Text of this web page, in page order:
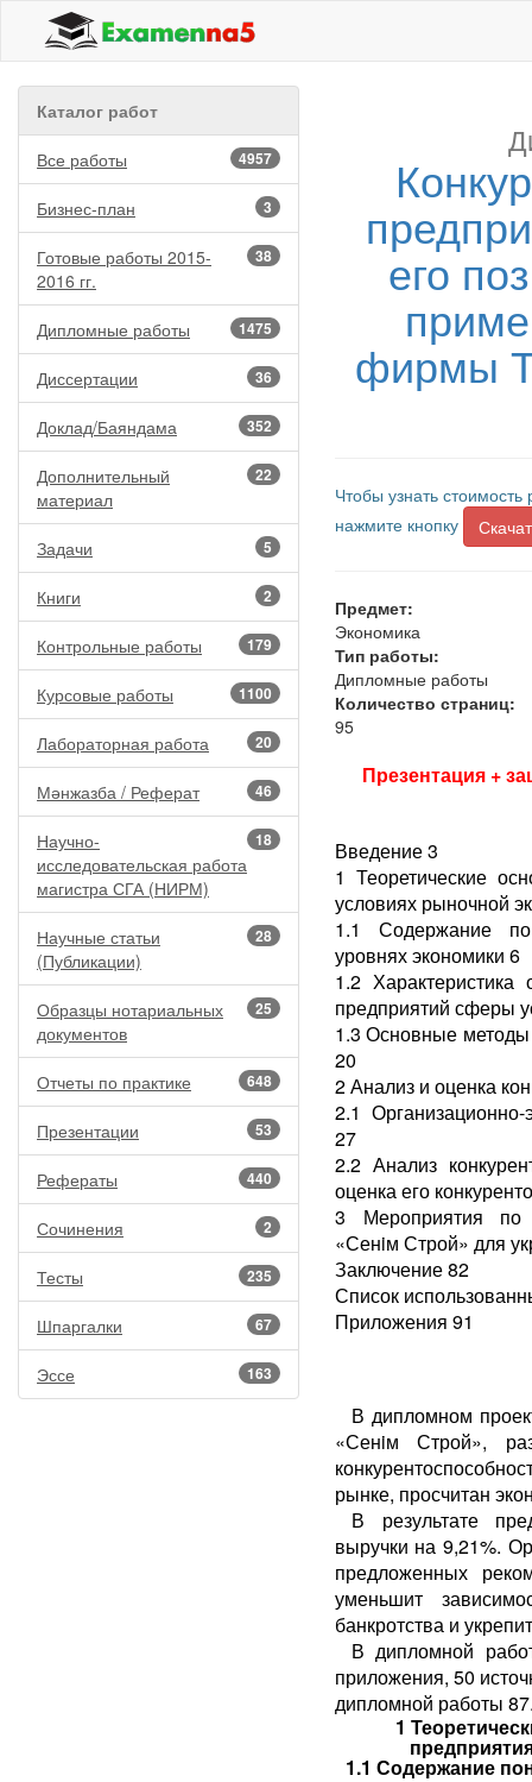
Каталог работ
4957
Все работы
3
Бизнес-план
38
Готовые работы 2015-
2016 гг.
1475
Дипломные работы
36
Диссертации
352
Доклад/Баяндама
22
Дополнительный
материал
5
Задачи
2
Книги
179
Контрольные работы
1100
Курсовые работы
20
Лабораторная работа
46
Мәнжазба / Реферат
18
Научно-
исследовательская работа
магистра СГА (НИРМ)
28
Научные статьи
(Публикации)
25
Образцы нотариальных
документов
648
Отчеты по практике
53
Презентации
440
Рефераты
2
Сочинения
235
Тесты
67
Шпаргалки
163
Эссе
его
фирмы
Чтобы узнать
нажмите кнопку
Предмет:
Экономика
Тип работы:
Дипломные работы
Количество страниц:
95
Презентация +
Введение 3
1 Теоретические
условиях рыночной
1.1 Содержание
уровнях экономики 6
1.2 Характеристика
предприятий сферы
1.3 Основные методы
20
2 Анализ и оценка
2.1 Организационно-
27
2.2 Анализ
оценка его
3 Мероприятия по
«Сенiм Строй» для
Заключение 82
Список
Приложения 91
В дипломном
«Сенiм Строй»,
рынке, просчитан
В результате
выручки на 9,21%.
предложенных
уменьшит
банкротства и
В дипломной
приложения, 50
дипломной работы
1
1.1 Содержание